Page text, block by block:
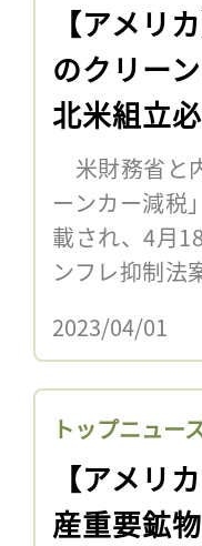
【アメリ
のクリー
北米組立
米財務省と
ーンカー減税
載され、4月
ンフレ抑制
2023/04/01
トップニュー
【アメリ
産重要鉱